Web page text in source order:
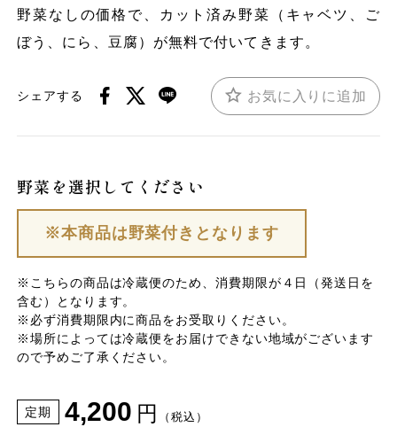
野菜なしの価格で、カット済み野菜（キャベツ、ご
ぼう、にら、豆腐）が無料で付いてきます。
シェアする お気に入りに追加
野菜を選択してください
※本商品は野菜付きとなります
※こちらの商品は冷蔵便のため、消費期限が４日（発送日を
含む）となります。
※必ず消費期限内に商品をお受取りください。
※場所によっては冷蔵便をお届けできない地域がございます
ので予めご了承ください。
定期 4,200 円 （税込）